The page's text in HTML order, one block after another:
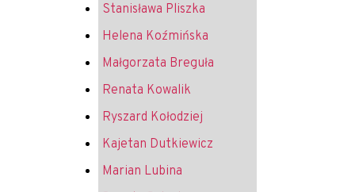
Stanisława Pliszka
Helena Koźmińska
Małgorzata Breguła
Renata Kowalik
Ryszard Kołodziej
Kajetan Dutkiewicz
Marian Lubina